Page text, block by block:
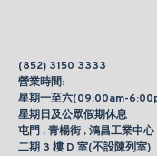
(852) 3150 3333
營業時間:
星期一至六(09:00am-
星期日及公眾假期休息
屯門 , 青楊街 , 鴻昌工業中心
二期 3 樓 D 室(不設陳列室)